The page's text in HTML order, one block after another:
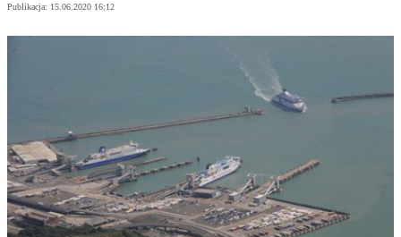
Publikacja: 15.06.2020 16:12